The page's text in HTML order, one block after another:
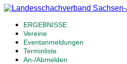
ERGEBNISSE
Vereine
Eventanmeldungen
Terminliste
An-/Abmelden